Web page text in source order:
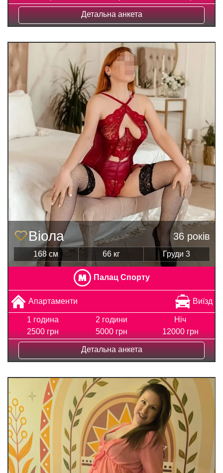
Детальна анкета
Віола 36 років
168 см 66 кг Груди 3
Палац Спорту
Апартаменти Виїзд
1 година
2500 грн
2 години
5000 грн
Ніч
12000 грн
Детальна анкета